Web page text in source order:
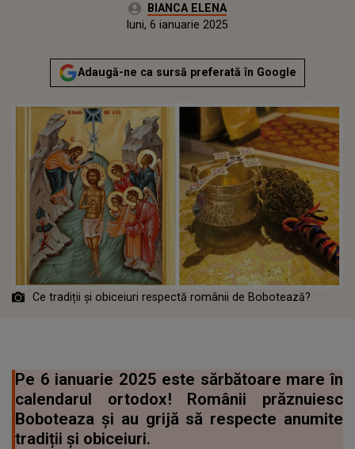
Autor:BIANCA ELENA
Actualizat:
luni, 6 ianuarie 2025
Adaugă-ne ca sursă preferată în Google
Ce tradiții și obiceiuri respectă românii de Bobotează?
Pe 6 ianuarie 2025 este sărbătoare mare în
calendarul ortodox! Românii prăznuiesc
Boboteaza și au grijă să respecte anumite
tradiții și obiceiuri.